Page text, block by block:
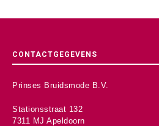
CONTACTGEGEVENS
Prinses Bruidsmode B.V.
Stationsstraat 132
7311 MJ Apeldoorn